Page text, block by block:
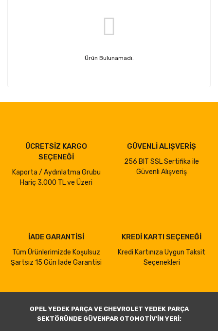
Ürün Bulunamadı.
ÜCRETSİZ KARGO
SEÇENEĞİ
Kaporta / Aydınlatma Grubu
Hariç 3.000 TL ve Üzeri
GÜVENLİ ALIŞVERİŞ
256 BIT SSL Sertifika ile
Güvenli Alışveriş
İADE GARANTİSİ
Tüm Ürünlerimizde Koşulsuz
Şartsız 15 Gün İade Garantisi
KREDİ KARTI SEÇENEĞİ
Kredi Kartınıza Uygun Taksit
Seçenekleri
OPEL YEDEK PARÇA VE CHEVROLET YEDEK PARÇA
SEKTÖRÜNDE GÜVENPAR OTOMOTİV'İN YERİ;